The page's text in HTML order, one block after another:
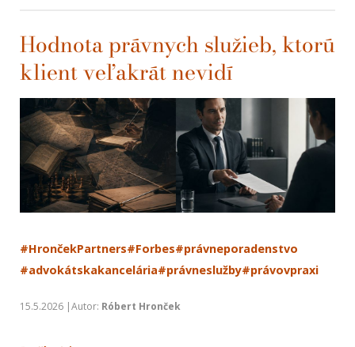
Hodnota právnych služieb, ktorú
klient veľakrát nevidí
#HrončekPartners#Forbes#právneporadenstvo
#advokátskakancelária#právneslužby#právovpraxi
15.5.2026 |Autor: Róbert Hronček